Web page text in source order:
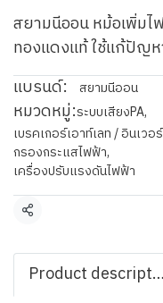
สยามนีออน หม้อเพิ่มไ
ทองแดงแท้ ใช้แก้ปัญ
แบรนด์:
สยามนีออน
หมวดหมู่:ระบบเสียงPA,
เบรคเกอร์เอาท์เลท / อินเว
กรองกระแสไฟฟ้า,
เครื่องปรับแรงดันไฟฟ้า
แชร์
Product description